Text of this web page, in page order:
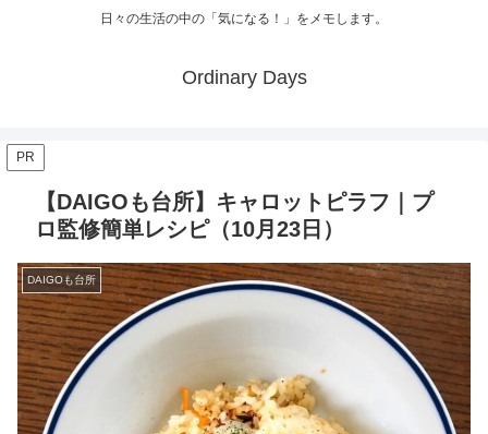
日々の生活の中の「気になる！」をメモします。
Ordinary Days
PR
【DAIGOも台所】キャロットピラフ｜プ
ロ監修簡単レシピ（10月23日）
DAIGOも台所